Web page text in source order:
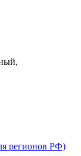
регионов РФ)